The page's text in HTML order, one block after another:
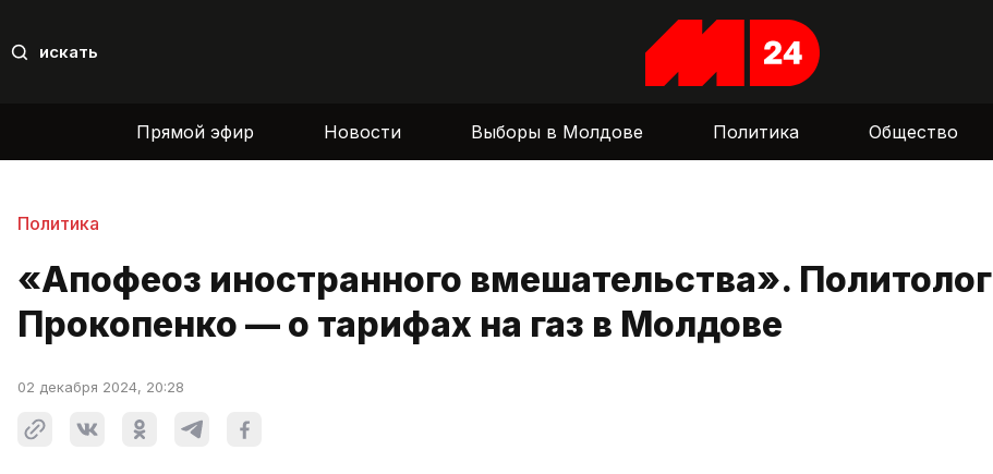
искать
Прямой эфир Новости Выборы в Молдове Политика Общество
Политика
«Апофеоз иностранного вмешательства». Политолог
Прокопенко — о тарифах на газ в Молдове
02 декабря 2024, 20:28